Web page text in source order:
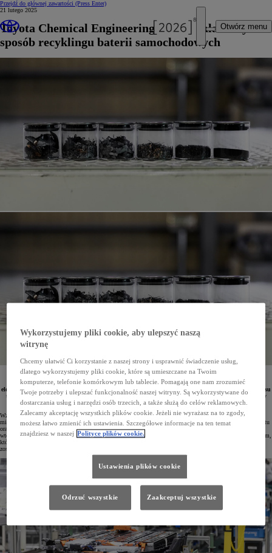
Przejdź do głównej zawartości (Press Enter)
Otwórz menu
21 lutego 2025
Toyota Chemical Engineering opracowała nowy
sposób recyklingu baterii samochodowych
Inżynierowie z Toyota Chemical Engineering stworzyli innowacyjną metodę recyklingu baterii
wykorzystywanych w pojazdach o napędzie hybrydowym, hybrydach typu plug-in oraz autach
elektrycznych. Nowe rozwiązanie wyróżnia się redukcją emisji dwutlenku węgla podczas całego procesu
technologicznego oraz umożliwia efektywniejsze odzyskiwanie cennych materiałów, takich jak lit czy
kobalt.
Wzrost popularności pojazdów elektrycznych i hybrydowych prowadzi do zwiększonego popytu na kluczowe
minerały niezbędne do wytwarzania baterii litowo-jonowych i innych rozwiązań elektrycznych, szczególnie litu
oraz kobaltu. Z uwagi na ograniczoną dostępność tych pierwiastków w przyrodzie odzyskiwanie surowców
wtórnych staje się kwestią priorytetową i doskonale wpisuje się w koncepcję gospodarki o obiegu zamkniętym,
która wesprze starania w osiągnięciu zerowego śladu węglowego. Dodatkowo producenci baterii w Europie
zostaną zobligowani od 2031 roku do stosowania metali pochodzących z recyklingu zużytych akumulatorów.
Wykorzystujemy pliki cookie, aby ulepszyć naszą
witrynę
Chcemy ułatwić Ci korzystanie z naszej strony i usprawnić świadczenie usług,
dlatego wykorzystujemy pliki cookie, które są umieszczane na Twoim
komputerze, telefonie komórkowym lub tablecie. Pomagają one nam zrozumieć
Twoje potrzeby i ulepszać funkcjonalność naszej witryny. Są wykorzystywane do
dostarczania usług i narzędzi osób trzecich, a także służą do celów reklamowych.
Zalecamy akceptację wszystkich plików cookie. Jeżeli nie wyrażasz na to zgody,
możesz łatwo zmienić ich ustawienia. Szczegółowe informacje na ten temat
znajdziesz w naszej Polityce plików cookie.
Ustawienia plików cookie
Odrzuć wszystkie Zaakceptuj wszystkie